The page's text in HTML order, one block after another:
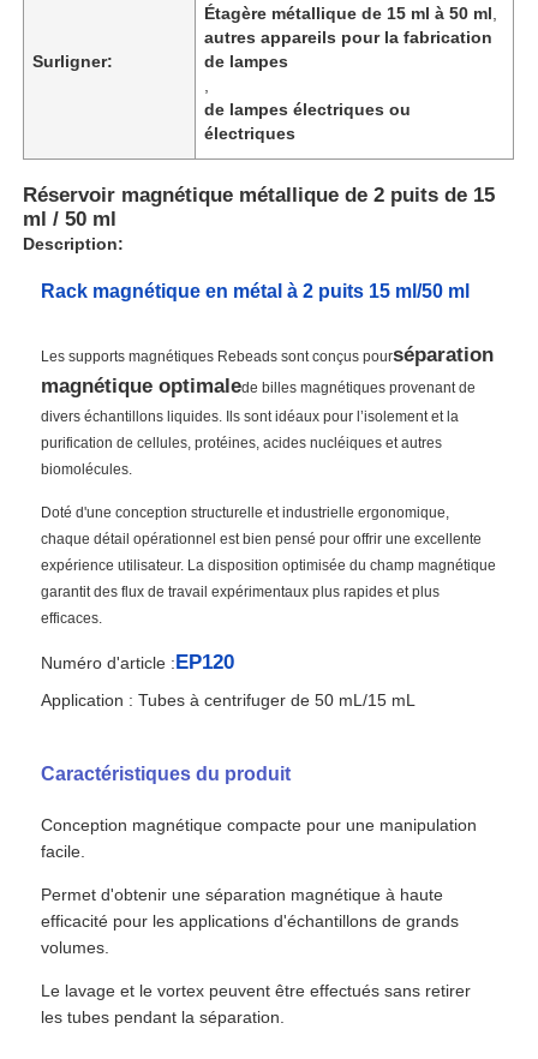
Surligner:
Étagère métallique de 15 ml à 50 ml
autres appareils pour la fabrication
de lampes
de lampes électriques ou
électriques
Réservoir magnétique métallique de 2 puits de 15
ml / 50 ml
Description:
Rack magnétique en métal à 2 puits 15 ml/50 ml
Les supports magnétiques Rebeads sont conçus pourséparation
magnétique optimalede billes magnétiques provenant de
divers échantillons liquides. Ils sont idéaux pour l’isolement et la
purification de cellules, protéines, acides nucléiques et autres
biomolécules.
Doté d'une conception structurelle et industrielle ergonomique,
chaque détail opérationnel est bien pensé pour offrir une excellente
expérience utilisateur. La disposition optimisée du champ magnétique
garantit des flux de travail expérimentaux plus rapides et plus
efficaces.
Numéro d'article :EP120
Application : Tubes à centrifuger de 50 mL/15 mL
Caractéristiques du produit
Conception magnétique compacte pour une manipulation
facile.
Permet d'obtenir une séparation magnétique à haute
efficacité pour les applications d'échantillons de grands
volumes.
Le lavage et le vortex peuvent être effectués sans retirer
les tubes pendant la séparation.